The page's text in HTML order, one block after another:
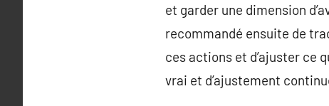
et garder une dimension
recommandé ensuite de
ces actions et d’ajuster ce
vrai et d’ajustement